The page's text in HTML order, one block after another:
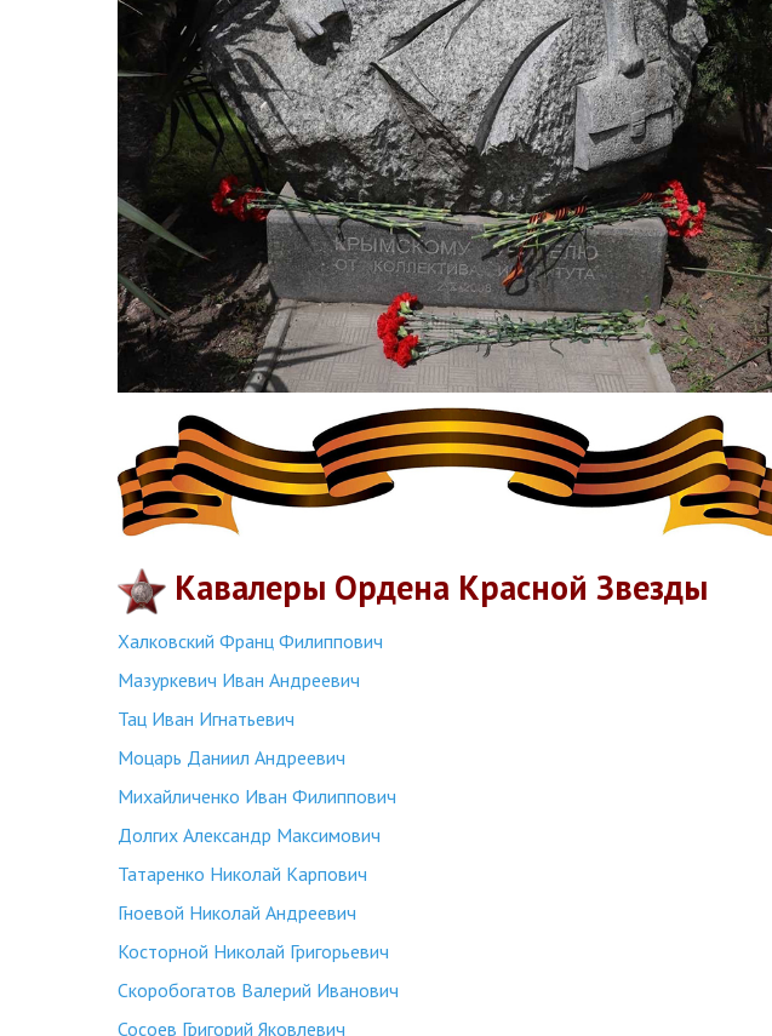
Кавалеры Ордена Красной Звезды
Халковский Франц Филиппович
Мазуркевич Иван Андреевич
Тац Иван Игнатьевич
Моцарь Даниил Андреевич
Михайличенко Иван Филиппович
Долгих Александр Максимович
Татаренко Николай Карпович
Гноевой Николай Андреевич
Косторной Николай Григорьевич
Скоробогатов Валерий Иванович
Сосоев Григорий Яковлевич